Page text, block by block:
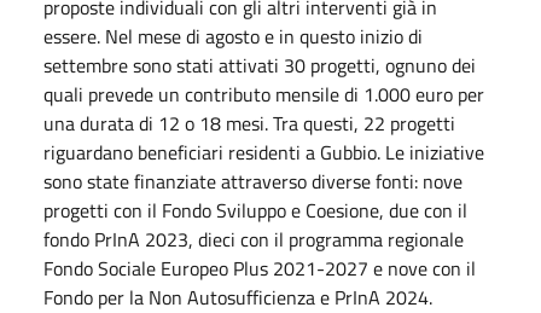
proposte individuali con gli altri interventi già in
essere. Nel mese di agosto e in questo inizio di
settembre sono stati attivati 30 progetti, ognuno dei
quali prevede un contributo mensile di 1.000 euro per
una durata di 12 o 18 mesi. Tra questi, 22 progetti
riguardano beneficiari residenti a Gubbio. Le iniziative
sono state finanziate attraverso diverse fonti: nove
progetti con il Fondo Sviluppo e Coesione, due con il
fondo PrInA 2023, dieci con il programma regionale
Fondo Sociale Europeo Plus 2021-2027 e nove con il
Fondo per la Non Autosufficienza e PrInA 2024.